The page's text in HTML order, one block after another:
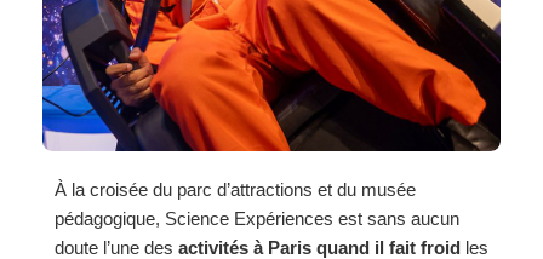
À la croisée du parc d’attractions et du musée
pédagogique, Science Expériences est sans aucun
doute l’une des activités à Paris quand il fait froid les